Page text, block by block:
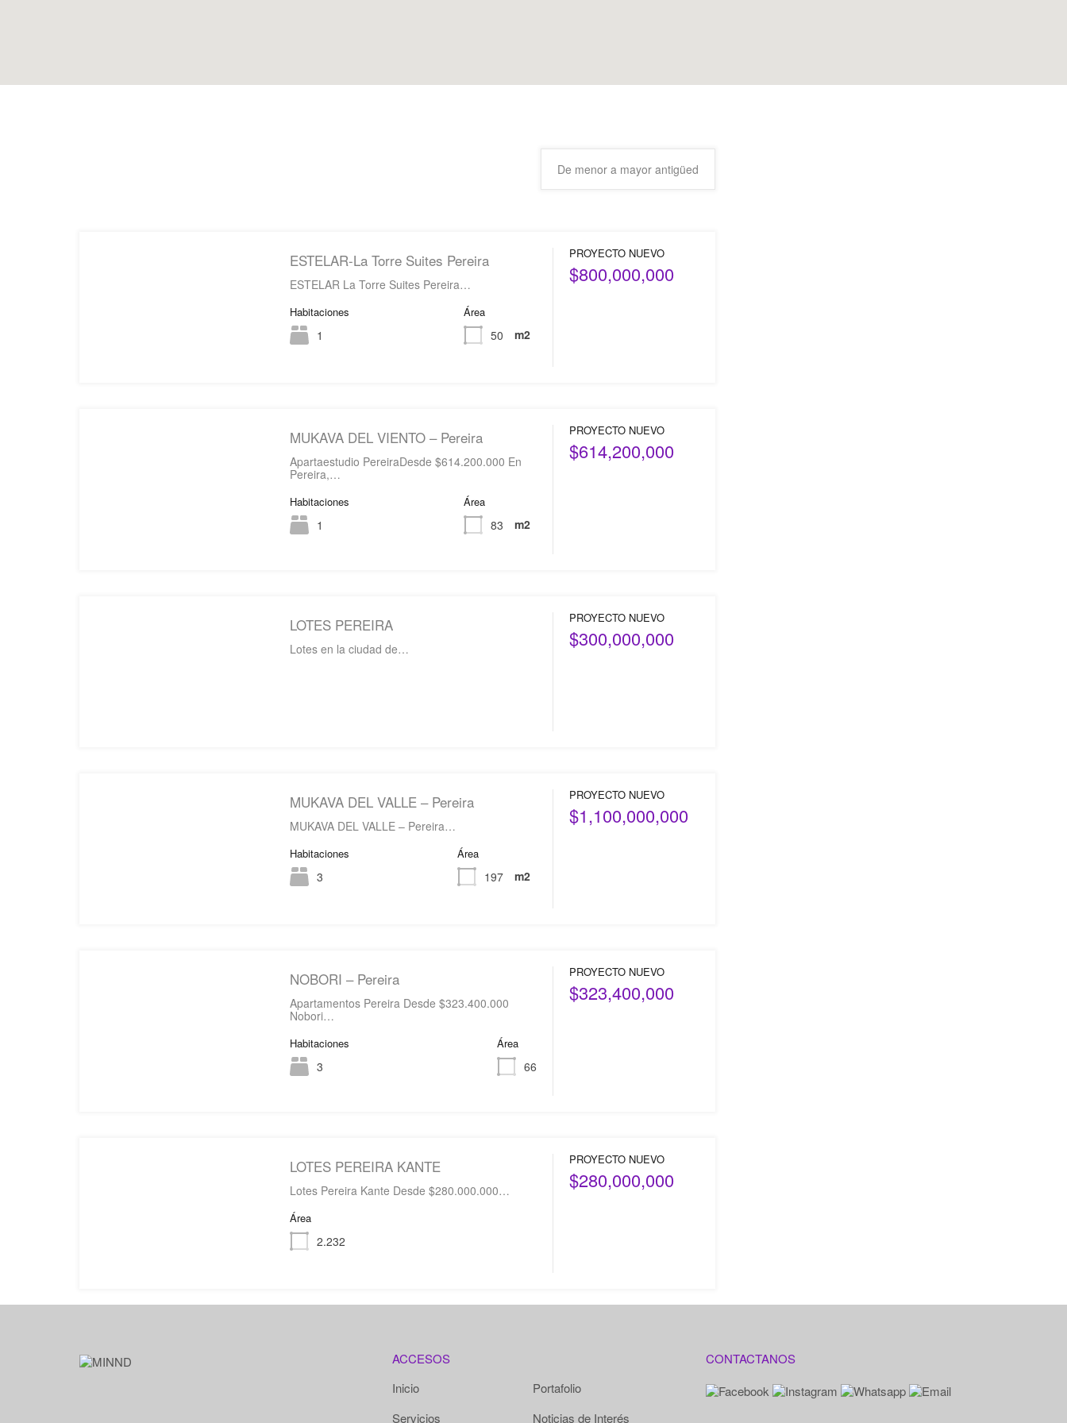
ESTELAR-La Torre Suites Pereira
ESTELAR La Torre Suites Pereira…
Habitaciones
1
Área
50 m2
PROYECTO NUEVO
$800,000,000
MUKAVA DEL VIENTO – Pereira
Apartaestudio PereiraDesde $614.200.000 En
Pereira,…
Habitaciones
1
Área
83 m2
PROYECTO NUEVO
$614,200,000
LOTES PEREIRA
Lotes en la ciudad de…
PROYECTO NUEVO
$300,000,000
MUKAVA DEL VALLE – Pereira
MUKAVA DEL VALLE – Pereira…
Habitaciones
3
Área
197 m2
PROYECTO NUEVO
$1,100,000,000
NOBORI – Pereira
Apartamentos Pereira Desde $323.400.000
Nobori…
Habitaciones
3
Área
66
PROYECTO NUEVO
$323,400,000
LOTES PEREIRA KANTE
Lotes Pereira Kante Desde $280.000.000…
Área
2.232
PROYECTO NUEVO
$280,000,000
ACCESOS
Inicio
Portafolio
Servicios
Noticias de Interés
CONTACTANOS